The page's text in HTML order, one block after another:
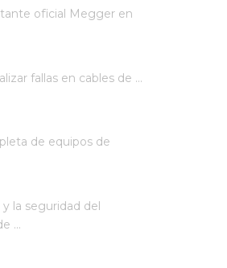
oficial Megger en
fallas en cables de ...
de equipos de
la seguridad del
...